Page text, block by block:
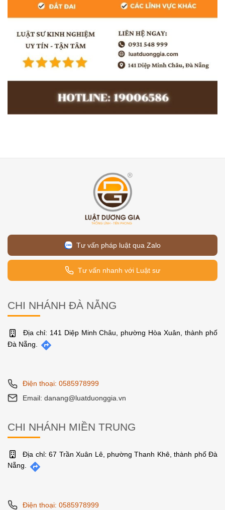
Tư vấn pháp luật qua Zalo
Tư vấn nhanh với Luật sư
CHI NHÁNH ĐÀ NẴNG
Địa chỉ: 141 Diệp Minh Châu, phường Hòa Xuân, thành phố
Đà Nẵng.
Điện thoại: 0585978999
Email: danang@luatduonggia.vn
CHI NHÁNH MIỀN TRUNG
Địa chỉ: 67 Trần Xuân Lê, phường Thanh Khê, thành phố Đà
Nẵng.
Điện thoại: 0585978999